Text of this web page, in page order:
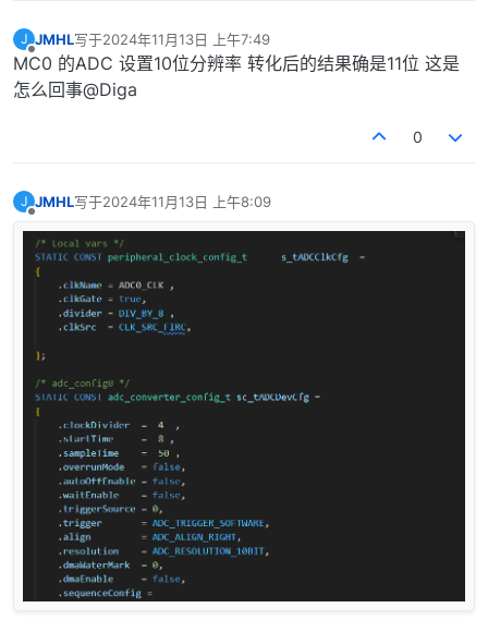
J
离线
JMHL写于2024年11月13日 上午7:49
最后由 编辑
MC0 的ADC 设置10位分辨率 转化后的结果确是11位 这是
怎么回事@Diga
0
J JMHL写于2024年11月13日 上午8:09
最后由 编辑